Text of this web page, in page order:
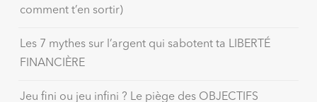
comment t’en sortir)
Les 7 mythes sur l’argent qui sabotent ta LIBERTÉ
FINANCIÈRE
Jeu fini ou jeu infini ? Le piège des OBJECTIFS